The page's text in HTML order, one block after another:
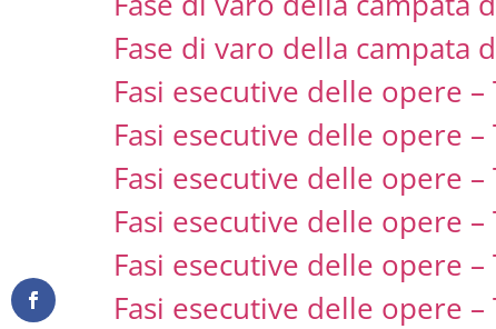
Fase di varo della campata
Fasi esecutive delle opere
Fasi esecutive delle opere
Fasi esecutive delle opere
Fasi esecutive delle opere
Fasi esecutive delle opere
Fasi esecutive delle opere